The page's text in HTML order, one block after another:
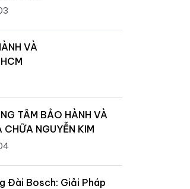
VÀ
TÂM BẢO HÀNH VÀ
CHỮA NGUYỄN KIM
Đài Bosch: Giải Pháp